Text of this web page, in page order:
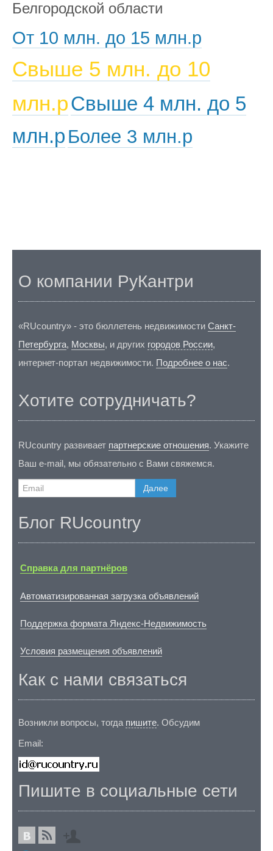
Белгородской области
От 10 млн. до 15 млн.р
Свыше 5 млн. до 10
млн.рСвыше 4 млн. до 5
млн.р Более 3 млн.р
О компании РуКантри
«RUcountry» - это бюллетень недвижимости Санкт-
Петербурга, Москвы, и других городов России,
интернет-портал недвижимости. Подробнее о нас.
Хотите сотрудничать?
RUcountry развивает партнерские отношения. Укажите
Ваш e-mail, мы обязательно с Вами свяжемся.
Далее
Блог RUcountry
Справка для партнёров
Автоматизированная загрузка объявлений
Поддержка формата Яндекс-Недвижимость
Условия размещения объявлений
Как с нами связаться
Возникли вопросы, тогда пишите. Обсудим
Email:
Пишите в социальные сети